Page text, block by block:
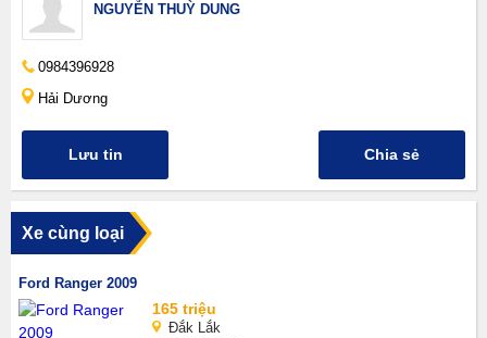
NGUYỄN THUỲ DUNG
0984396928
Hải Dương
Lưu tin Chia sẻ
Xe cùng loại
Ford Ranger 2009
165 triệu
Đắk Lắk